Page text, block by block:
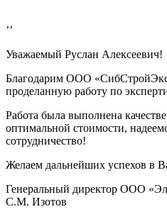
’’
Уважаемый Руслан Алексеевич!
Благодарим ООО
проделанную работу по
Работа была выполнена
оптимальной стоимости,
сотрудничество!
Желаем дальнейших успехов в
Генеральный директор ООО
С.М. Изотов